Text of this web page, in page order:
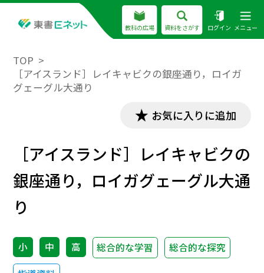
教科の広場 資料をさがす ログイン メニュー
TOP
［アイスランド］レイキャビクの銀座通り，ロイガ
グェーグル大通り
お気に入りに追加
［アイスランド］レイキャビクの
銀座通り，ロイガグェーグル大通
り
小 中 高 総合的な学習
総合的な探究